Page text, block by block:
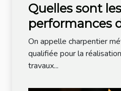
Quelles sont les
performances
charpentier
On appelle charpentier
qualifiée pour la
travaux...